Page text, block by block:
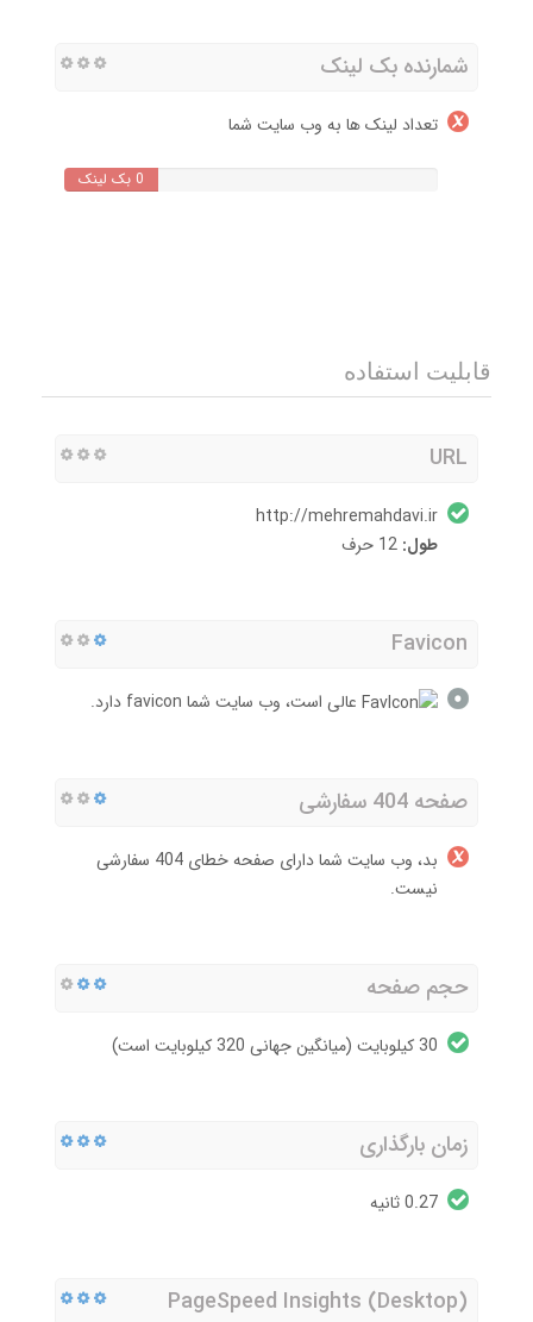
شمارنده بک لینک
تعداد لینک ها به وب سایت شما
0 بک لینک
قابلیت استفاده
URL
http://mehremahdavi.ir
طول:
Favicon
عالی است، وب سایت شما favicon دارد.
صفحه 404 سفارشی
بد، وب سایت شما دارای صفحه خطای 404 سفارشی
نیست.
حجم صفحه
30 کیلوبایت (میانگین جهانی 320 کیلوبایت است)
زمان بارگذاری
0.27 ثانیه
PageSpeed Insights (Desktop)